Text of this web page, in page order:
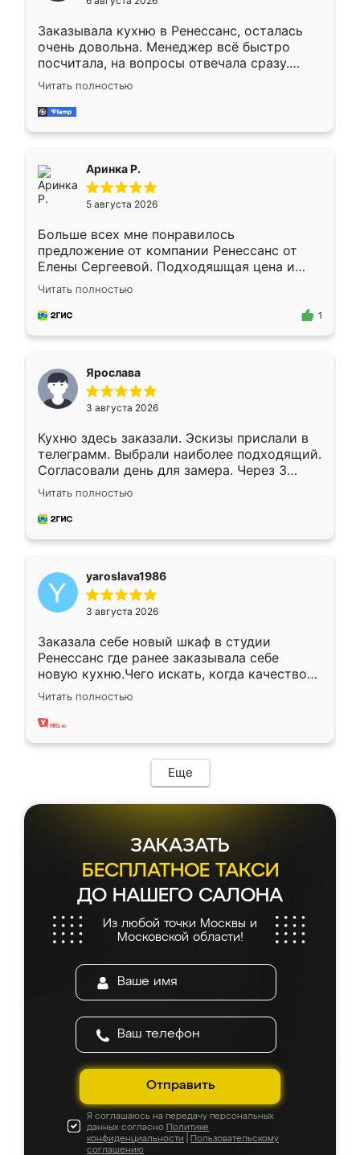
мебели буду заказывать только здесь.
Заказывала кухню в Ренессанс, осталась
очень довольна. Менеджер всё быстро
посчитала, на вопросы отвечала сразу.
Замерщик приехал в субботу, подошёл к
делу со всей ответственностью. Собрали
за день, ребята работали аккуратно, даже
Читать полностью
Аринка Р.
5 августа 2026
Больше всех мне понравилось
предложение от компании Ренессанс от
Елены Сергеевой. Подходяшщая цена и
короткие сроки изготовления. Приехавший
для замера сотрудник Владислав
предложил по моему эскизу самый
Читать полностью
1
Ярослава
3 августа 2026
Кухню здесь заказали. Эскизы прислали в
телеграмм. Выбрали наиболее подходящий.
Согласовали день для замера. Через 3
недели кухня была уже готова. Остались
довольны работой. Спасибо Ренессанс
мебель за качественную работу!
Читать полностью
yaroslava1986
3 августа 2026
Заказала себе новый шкаф в студии
Ренессанс где ранее заказывала себе
новую кухню.Чего искать, когда качеством
вполне довольна. Служит кухня уже почти
два года, нареканий нет.
Читать полностью
Еще
ЗАКАЗАТЬ
БЕСПЛАТНОЕ ТАКСИ
ДО НАШЕГО САЛОНА
Из любой точки Москвы и
Московской области!
Отправить
Я соглашаюсь на передачу персональных
данных согласно Политике
конфиденциальности
Пользовательскому
соглашению